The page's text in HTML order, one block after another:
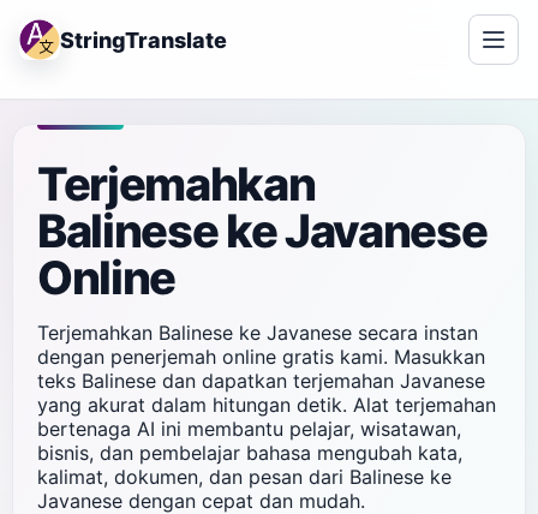
StringTranslate
Terjemahkan
Balinese ke Javanese
Online
Terjemahkan Balinese ke Javanese secara instan
dengan penerjemah online gratis kami. Masukkan
teks Balinese dan dapatkan terjemahan Javanese
yang akurat dalam hitungan detik. Alat terjemahan
bertenaga AI ini membantu pelajar, wisatawan,
bisnis, dan pembelajar bahasa mengubah kata,
kalimat, dokumen, dan pesan dari Balinese ke
Javanese dengan cepat dan mudah.